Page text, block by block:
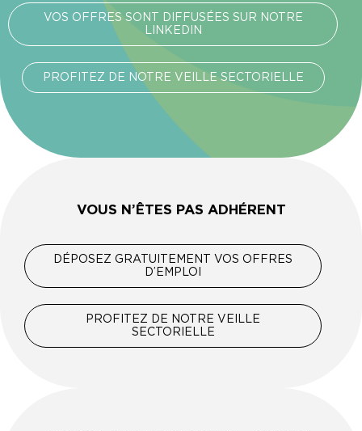
VOS OFFRES SONT DIFFUSÉES SUR NOTRE
LINKEDIN
PROFITEZ DE NOTRE VEILLE SECTORIELLE
VOUS N’ÊTES PAS ADHÉRENT
DÉPOSEZ GRATUITEMENT VOS OFFRES
D’EMPLOI
PROFITEZ DE NOTRE VEILLE
SECTORIELLE